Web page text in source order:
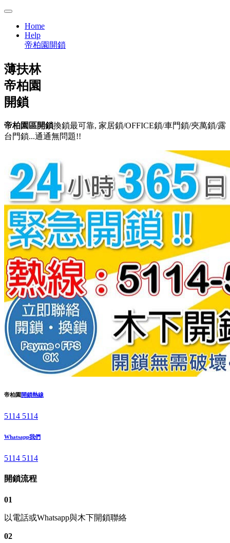
Home
Help
帝柏園開鎖
薄扶林
帝柏園
開鎖
帝柏園區開鎖換鎖最可靠, 家居鎖/OFFICE鎖/車門鎖/夾萬鎖/露
台門鎖...通通無問題!!
帝柏園開鎖熱線
5114 5114
Whatsapp我們
5114 5114
開鎖流程
01
以電話或Whatsapp與木下開鎖聯絡
02